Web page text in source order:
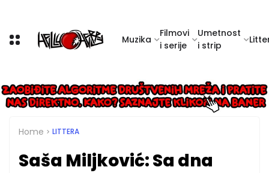
Muzika
Filmovi
i serije
Umetnost
i strip
Home LITTERA
Saša Miljković: Sa dna